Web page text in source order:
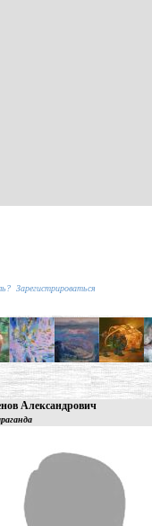
Зарегистрироваться
Александрович